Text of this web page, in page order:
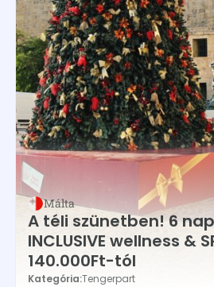
Málta
A téli szünetben! 6
INCLUSIVE wellness &
140.000Ft-tól
Kategória:Tengerpart